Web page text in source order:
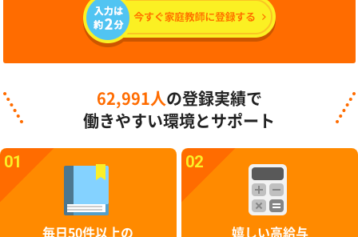
62,991人 の登録実績で
働きやすい環境とサポート
01
毎日50件以上の
02
嬉しい高給与